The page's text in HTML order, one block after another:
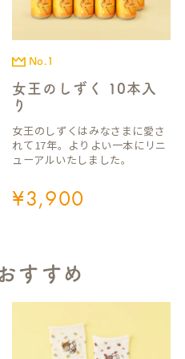
No.1
女王のしずく 10本入
り
女王のしずくはみなさまに愛さ
れて17年。よりよい一本にリニ
ューアルいたしました。
¥3,900
すすめ